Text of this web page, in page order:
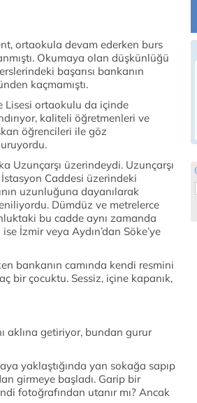
ortaokula devam ederken burs
Okumaya olan düşkünlüğü
başarısı bankanın
kaçmamıştı.
Lisesi ortaokulu da içinde
kaliteli öğretmenleri ve
öğrencileri ile göz
Uzunçarşı üzerindeydi. Uzunçarşı
Caddesi üzerindeki
uzunluğuna dayanılarak
Dümdüz ve metrelerce
bu cadde aynı zamanda
İzmir veya Aydın’dan Söke’ye
bankanın camında kendi resmini
bir çocuktu. Sessiz, içine kapanık,
aklına getiriyor, bundan gurur
yaklaştığında yan sokağa sapıp
girmeye başladı. Garip bir
fotoğrafından utanır mı? Ancak